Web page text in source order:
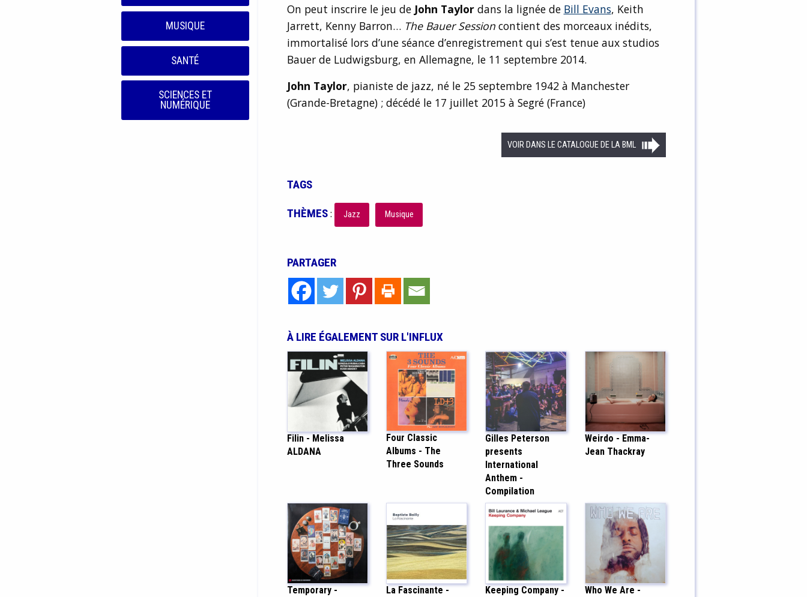
MUSIQUE
SANTÉ
SCIENCES ET
NUMÉRIQUE
On peut inscrire le jeu de John Taylordans la lignée de Bill Evans, Keith
Jarrett, Kenny Barron… The Bauer Sessioncontient des morceaux inédits,
immortalisé lors d’une séance d’enregistrement qui s’est tenue aux studios
Bauer de Ludwigsburg, en Allemagne, le 11 septembre 2014.
John Taylor, pianiste de jazz, né le 25 septembre 1942 à Manchester
(Grande-Bretagne) ; décédé le 17 juillet 2015 à Segré (France)
VOIR DANS LE CATALOGUE DE LA BML
TAGS
THÈMES: Jazz Musique
PARTAGER
À LIRE ÉGALEMENT SUR L'INFLUX
Filin - Melissa
ALDANA
Four Classic
Albums - The
Three Sounds
Gilles Peterson
presents
International
Anthem -
Compilation
Weirdo - Emma-
Jean Thackray
Temporary -
La Fascinante -
Keeping Company -
Who We Are -